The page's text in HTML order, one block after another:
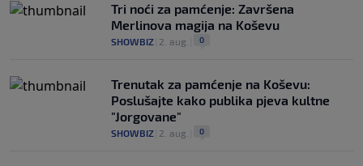
Tri noći za pamćenje: Završena
Merlinova magija na Koševu
SHOWBIZ 2. aug. 0
Trenutak za pamćenje na Koševu:
Poslušajte kako publika pjeva kultne
"Jorgovane"
SHOWBIZ 2. aug. 0